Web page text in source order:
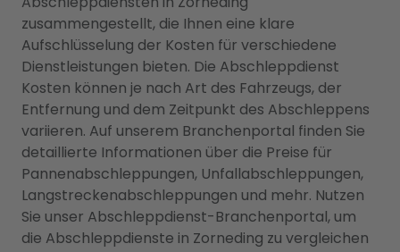
zusammengestellt, die Ihnen eine klare
Aufschlüsselung der Kosten für verschiedene
Dienstleistungen bieten. Die Abschleppdienst
Kosten können je nach Art des Fahrzeugs, der
Entfernung und dem Zeitpunkt des Abschleppens
variieren. Auf unserem Branchenportal finden Sie
detaillierte Informationen über die Preise für
Pannenabschleppungen, Unfallabschleppungen,
Langstreckenabschleppungen und mehr. Nutzen
Sie unser Abschleppdienst-Branchenportal, um
die Abschleppdienste in Zorneding zu vergleichen